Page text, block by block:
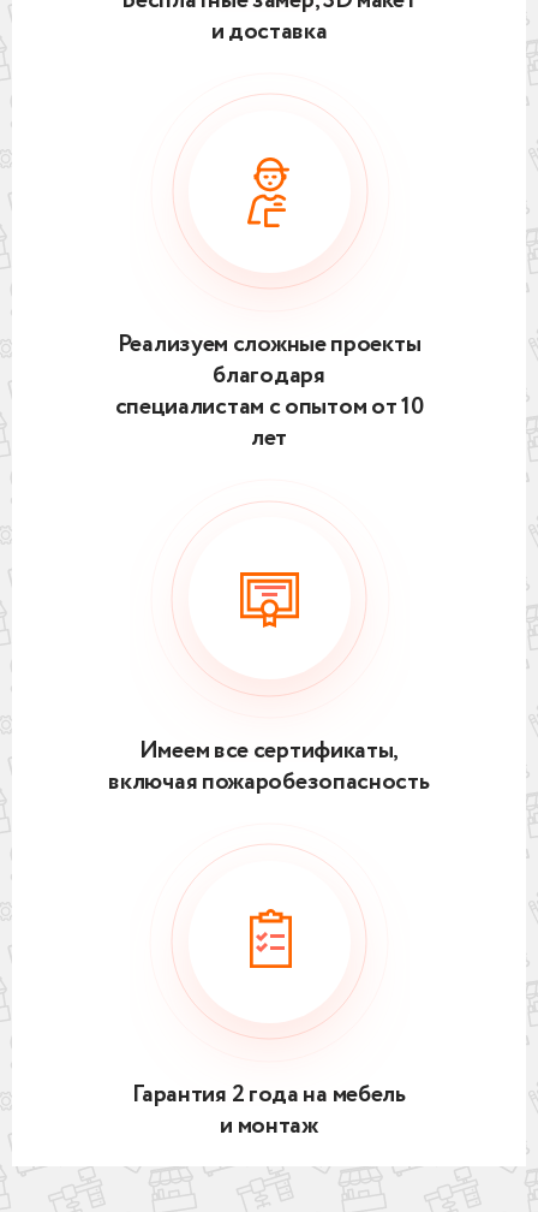
и доставка
Реализуем сложные проекты
благодаря
специалистам с опытом от 10
лет
Имеем все сертификаты,
включая пожаробезопасность
Гарантия 2 года на мебель
и монтаж